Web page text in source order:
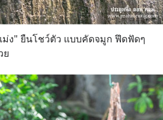
ม่ง" ยืนโชว์ตัว แบบคัดจมูก ฟึดฟัดๆ
ย